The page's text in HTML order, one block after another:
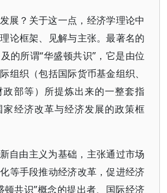
展？关于这一点，经济学理论中
论框架、见解与主张。最著名的
的所谓“华盛顿共识”，它是由位
组织（包括国际货币基金组织、
部等）所提炼出来的一整套指
经济改革与经济发展的政策框
自由主义为基础，主张通过市场
等手段推动经济改革，促进经济
顿共识”概念的提出者、国际经济